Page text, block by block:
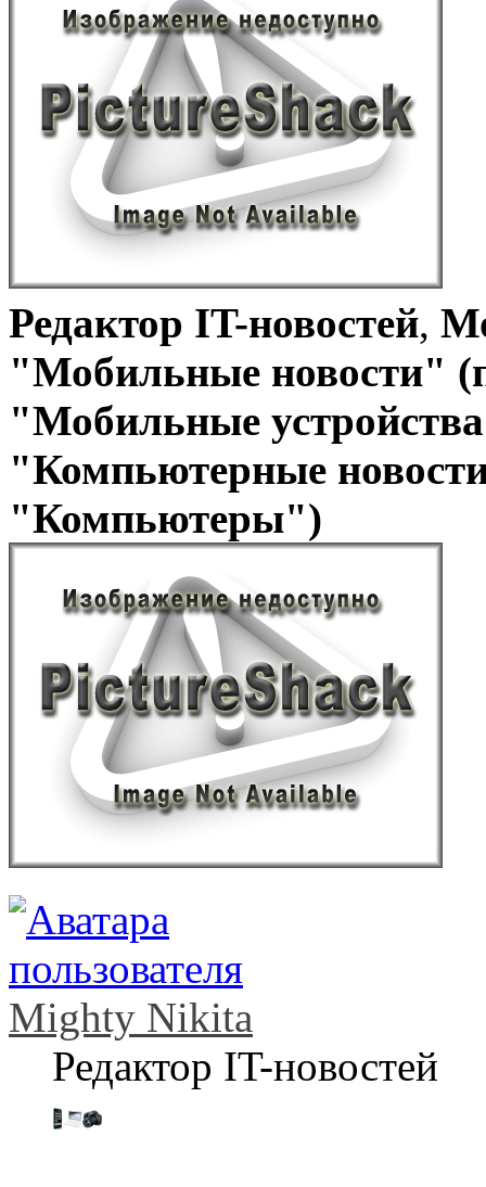
Редактор IT-новостей,
"Мобильные новости"
"Мобильные
"Компьютерные
"Компьютеры")
Mighty Nikita
Редактор IT-новостей